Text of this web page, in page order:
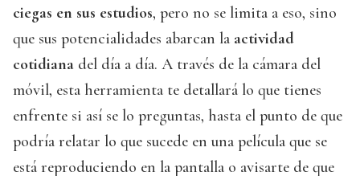
ciegas en sus estudios, pero no se limita a eso, sino
que sus potencialidades abarcan la actividad
cotidiana del día a día. A través de la cámara del
móvil, esta herramienta te detallará lo que tienes
enfrente si así se lo preguntas, hasta el punto de que
podría relatar lo que sucede en una película que se
está reproduciendo en la pantalla o avisarte de que